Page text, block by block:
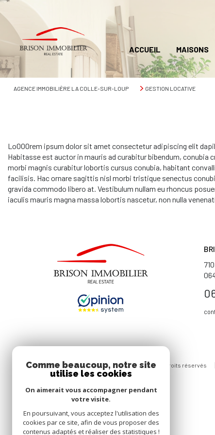
ACCUEIL MAISONS
AGENCE IMMOBILIÈRE LA COLLE-SUR-LOUP GESTION LOCATIVE
LoOOOrem ipsum dolor sit amet consectetur adipiscing elit
Habitasse est auctor in mauris ad curabitur bibendum,
morbi magnis curabitur lobortis cursus conubia, habitant
facilisis. Hac ornare sagittis nisl morbi tristique senectus
gravida commodo libero at. Vestibulum nullam eu rhoncus
iaculis mauris magna massa lobortis nascetur, non nulla
© 2026 | Tous droits réservés
Comme beaucoup, notre site
utilise les cookies
On aimerait vous accompagner pendant
votre visite.
En poursuivant, vous acceptez l'utilisation des
cookies par ce site, afin de vous proposer des
contenus adaptés et réaliser des statistiques !